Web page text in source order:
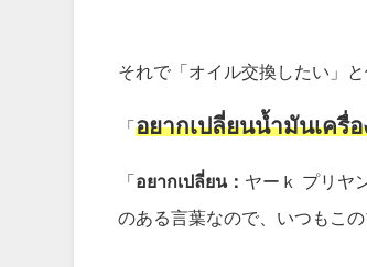
それで「オイル交換したい」
「อยากเปลี่ยนน้ำมันเครื่อ
「 อยากเปลี่ยน： ヤーｋ プリヤ
のある言葉なので、いつもこ